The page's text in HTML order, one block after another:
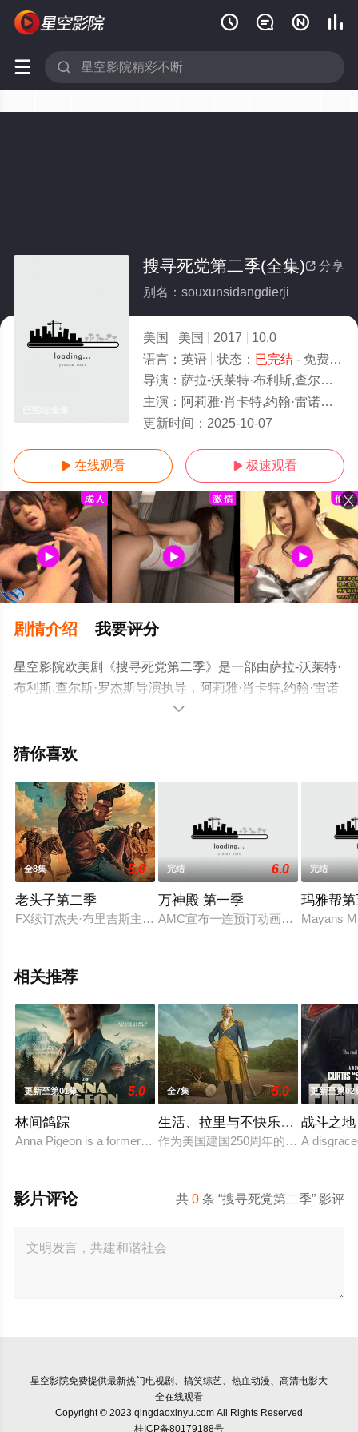
   
 
 分享
搜寻死党第二季(全集)
别名：souxunsidangdierji
美国 美国 2017
10.0
语言： 英语 状态： 已完结- 免费在线观看
导演： 萨拉-沃莱特·布利斯,查尔斯·罗杰斯
主演： 阿莉雅·肖卡特,约翰·雷诺兹,约翰·厄尔利,梅瑞迪斯·海格纳,布兰登·迈克尔·霍尔,朗·里维斯顿,托马斯·派斯,Clar
更新时间： 2025-10-07
 在线观看  极速观看
剧情介绍 我要评分
星空影院欧美剧《搜寻死党第二季》是一部由萨拉-沃莱特·
布利斯,查尔斯·罗杰斯导演执导，阿莉雅·肖卡特,约翰·雷诺
兹,约翰·厄尔利,梅瑞迪斯·海格纳,布兰登·迈克尔·霍尔,朗·里
斯,Clare,McNulty,Jon,Bander,Abby,C.,Smith等演员精彩演
费观看高清未删减完整版电视剧全集就上星空影视，热播
电视剧提前免费观看，更多剧情信息可移步至豆瓣电视
剧、电视猫或剧情网等平台了解。

猜你喜欢
全8集 5.0
老头子第二季
FX续订杰夫·布里吉斯主演《老头子》第二季。
完结 6.0
万神殿 第一季
AMC宣布一连预订动画《#万神殿#
完结
玛雅帮
Mayans
相关推荐
更新至第01集 5.0
林间鸽踪
Anna Pigeon is a former city slicker who became a par
全7集 5.0
生活、拉里与不快乐的追求：一
作为美国建国250周年的献礼，该剧
更新至第02
战斗之地
A
共0 条 “搜寻死党第二季” 影评
影片评论
星空影院免费提供最新热门电视剧、搞笑综艺、热血动漫、高清电影大
全在线观看
Copyright © 2023 qingdaoxinyu.com All Rights Reserved
桂ICP备80179188号